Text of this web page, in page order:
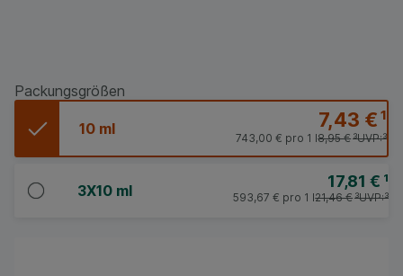
Packungsgrößen
10 ml 7,43 €¹
UVP:³
8,95 €³
743,00 € pro 1 l
3X10 ml 17,81 € ¹
UVP:³
21,46 €³
593,67 € pro 1 l